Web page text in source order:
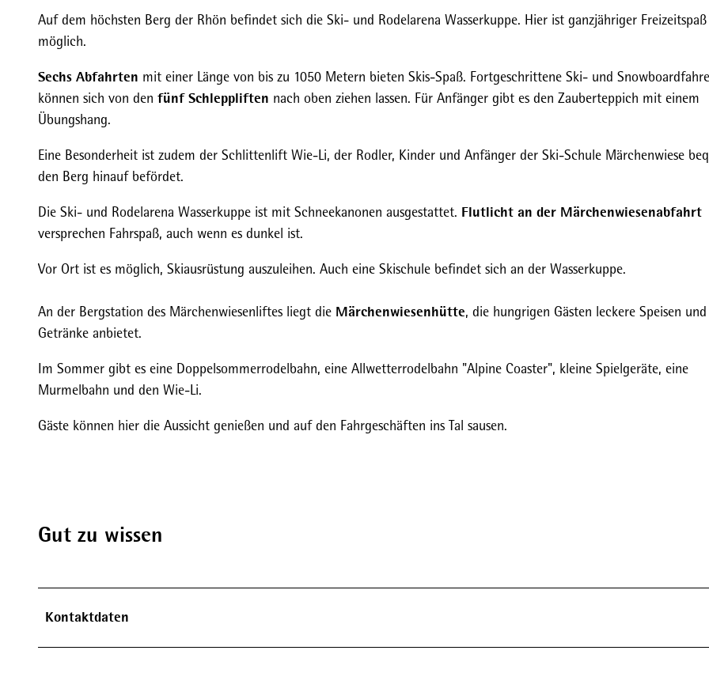
Auf dem höchsten Berg der Rhön befindet sich die Ski- und Rodelarena Wasserkuppe. Hier ist ganzjähriger Freizeitspaß
möglich.
Sechs Abfahrten mit einer Länge von bis zu 1050 Metern bieten Skis-Spaß. Fortgeschrittene Ski- und
können sich von den fünf Schleppliften nach oben ziehen lassen. Für Anfänger gibt es den Zauberteppich mit einem
Übungshang.
Eine Besonderheit ist zudem der Schlittenlift Wie-Li, der Rodler, Kinder und Anfänger der Ski-Schule Märchenwiese
den Berg hinauf befördet.
Die Ski- und Rodelarena Wasserkuppe ist mit Schneekanonen ausgestattet. Flutlicht an der Märchenwiesenabfahrt
versprechen Fahrspaß, auch wenn es dunkel ist.
Vor Ort ist es möglich, Skiausrüstung auszuleihen. Auch eine Skischule befindet sich an der Wasserkuppe.
An der Bergstation des Märchenwiesenliftes liegt die Märchenwiesenhütte, die hungrigen Gästen leckere Speisen und
Getränke anbietet.
Im Sommer gibt es eine Doppelsommerrodelbahn, eine Allwetterrodelbahn "Alpine Coaster", kleine Spielgeräte, eine
Murmelbahn und den Wie-Li.
Gäste können hier die Aussicht genießen und auf den Fahrgeschäften ins Tal sausen.
Gut zu wissen
Kontaktdaten